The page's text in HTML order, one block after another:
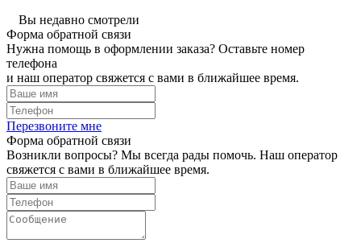
Вы недавно смотрели
Форма обратной связи
Нужна помощь в оформлении заказа? Оставьте номер
телефона
и наш оператор свяжется с вами в ближайшее время.
Перезвоните мне
Форма обратной связи
Возникли вопросы? Мы всегда рады помочь. Наш оператор
свяжется с вами в ближайшее время.